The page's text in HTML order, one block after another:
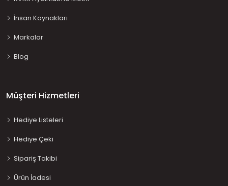
İnsan Kaynakları
Markalar
Blog
Müşteri Hizmetleri
Hediye Listeleri
Hediye Çeki
Sipariş Takibi
Ürün İadesi